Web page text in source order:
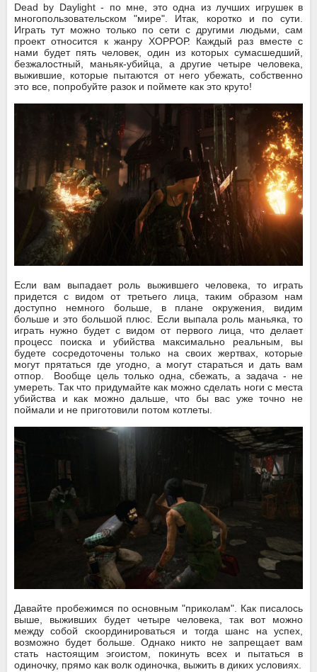
Dead by Daylight - по мне, это одна из лучших игрушек в
многопользовательском "мире". Итак, коротко и по сути.
Играть тут можно только по сети с другими людьми, сам
проект относится к жанру ХОРРОР. Каждый раз вместе с
нами будет пять человек, один из которых сумасшедший,
безжалостный, маньяк-убийца, а другие четыре человека,
выжившие, которые пытаются от него убежать, собственно
это все, попробуйте разок и поймете как это круто!
Если вам выпадает роль выжившего человека, то играть
придется с видом от третьего лица, таким образом нам
доступно немного больше, в плане окружения, видим
больше и это большой плюс. Если выпала роль маньяка, то
играть нужно будет с видом от первого лица, что делает
процесс поиска и убийства максимально реальным, вы
будете сосредоточены только на своих жертвах, которые
могут прятаться где угодно, а могут стараться и дать вам
отпор. Вообще цель только одна, сбежать, а задача - не
умереть. Так что придумайте как можно сделать ноги с места
убийства и как можно дальше, что бы вас уже точно не
поймали и не приготовили потом котлеты.
Давайте пробежимся по основным "приколам". Как писалось
выше, выживших будет четыре человека, так вот можно
между собой скоординироваться и тогда шанс на успех,
возможно будет больше. Однако никто не запрещает вам
стать настоящим эгоистом, покинуть всех и пытаться в
одиночку, прямо как волк одиночка, выжить в диких условиях.